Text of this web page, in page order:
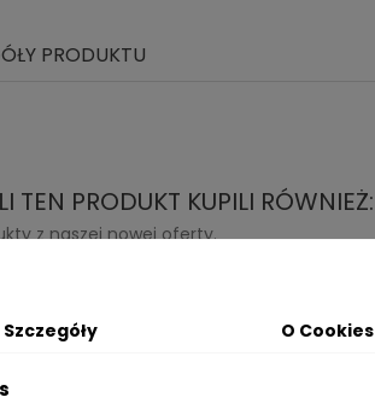
PRODUKTU
TEN PRODUKT KUPILI RÓWNIEŻ:
z naszej nowej oferty.
Szczegóły O Cookies